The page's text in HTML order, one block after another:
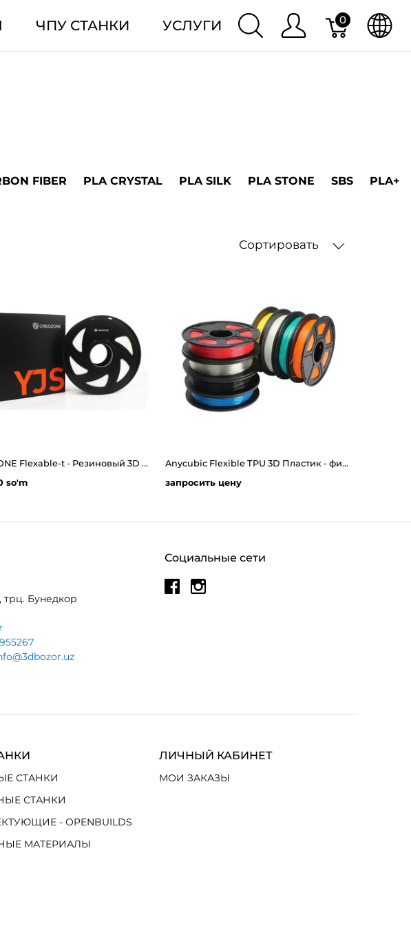
ЧПУ СТАНКИ УСЛУГИ 0
FIBER PLA CRYSTAL PLA SILK PLA STONE SBS PLA+
Сортировать
CREOZONE Flexable-t - Резиновый 3D пластик филамент для 3д принтера. Наивысшего качества
so'm
Anycubic Flexible TPU 3D Пластик - филамент 0.5 kg
запросить цену
Социальные сети
Бунедкор
СТАНКИ
СТАНКИ
- OPENBUILDS
МАТЕРИАЛЫ
ЛИЧНЫЙ КАБИНЕТ
МОИ ЗАКАЗЫ